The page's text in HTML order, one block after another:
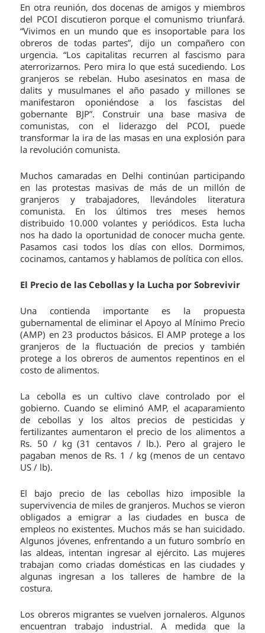
En otra reunión, dos docenas de amigos y miembros
del PCOI discutieron porque el comunismo triunfará.
“Vivimos en un mundo que es insoportable para los
obreros de todas partes”, dijo un compañero con
urgencia. “Los capitalitas recurren al fascismo para
aterrorizarnos. Pero mira lo que está sucediendo. Los
granjeros se rebelan. Hubo asesinatos en masa de
dalits y musulmanes el año pasado y millones se
manifestaron oponiéndose a los fascistas del
gobernante BJP”. Construir una base masiva de
comunistas, con el liderazgo del PCOI, puede
transformar la ira de las masas en una explosión para
la revolución comunista.
Muchos camaradas en Delhi continúan participando
en las protestas masivas de más de un millón de
granjeros y trabajadores, llevándoles literatura
comunista. En los últimos tres meses hemos
distribuido 10.000 volantes y periódicos. Esta lucha
nos ha dado la oportunidad de conocer mucha gente.
Pasamos casi todos los días con ellos. Dormimos,
cocinamos, cantamos y hablamos de política con ellos.
El Precio de las Cebollas y la Lucha por Sobrevivir
Una contienda importante es la propuesta
gubernamental de eliminar el Apoyo al Mínimo Precio
(AMP) en 23 productos básicos. El AMP protege a los
granjeros de la fluctuación de precios y también
protege a los obreros de aumentos repentinos en el
costo de alimentos.
La cebolla es un cultivo clave controlado por el
gobierno. Cuando se eliminó AMP, el acaparamiento
de cebollas y los altos precios de pesticidas y
fertilizantes aumentaron el precio de los alimentos a
Rs. 50 / kg (31 centavos / lb.). Pero al grajero le
pagaban menos de Rs. 1 / kg (menos de un centavo
US / lb).
El bajo precio de las cebollas hizo imposible la
supervivencia de miles de granjeros. Muchos se vieron
obligados a emigrar a las ciudades en busca de
empleos no existentes. Muchos más se han suicidado.
Algunos jóvenes, enfrentando a un futuro sombrío en
las aldeas, intentan ingresar al ejército. Las mujeres
trabajan como criadas domésticas en las ciudades y
algunas ingresan a los talleres de hambre de la
costura.
Los obreros migrantes se vuelven jornaleros. Algunos
encuentran trabajo industrial. A medida que la